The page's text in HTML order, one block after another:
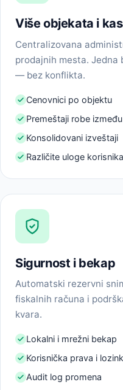
Više objekata i
Centralizovana
prodajnih mesta. Jedna
— bez konflikta.
Cenovnici po objektu
Premeštaji robe
Konsolidovani izveštaji
Različite uloge korisnika
Sigurnost i bekap
Automatski rezervni
fiskalnih računa i
kvara.
Lokalni i mrežni bekap
Korisnička prava i
Audit log promena